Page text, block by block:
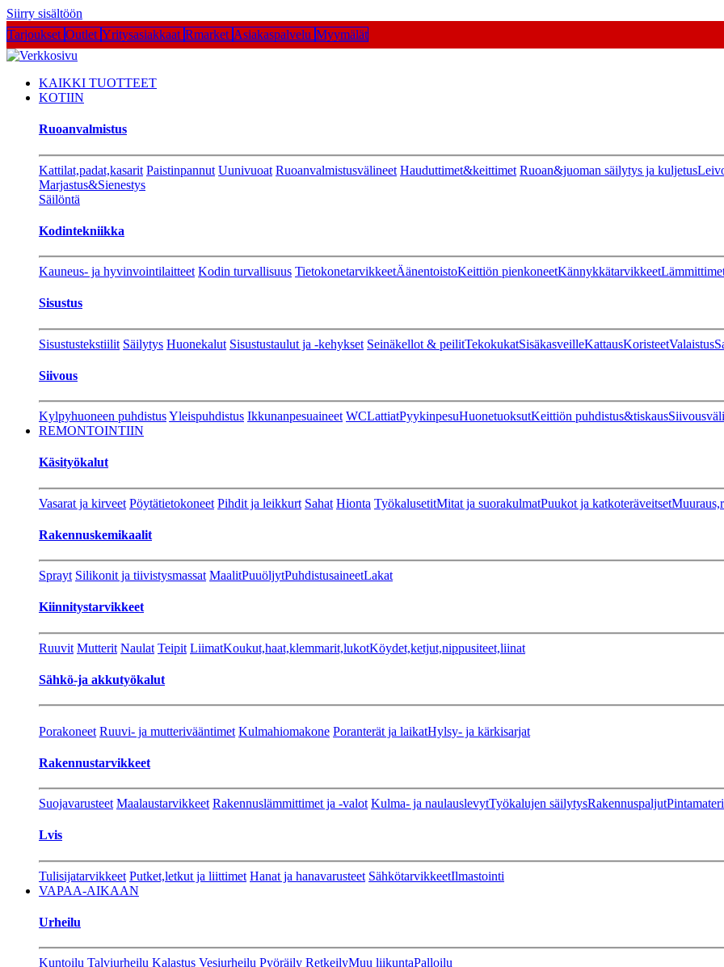
Siirry sisältöön
Tarjoukset Outlet Yritysasiakkaat Rmarket Asiakaspalvelu Myymälät
KAIKKI TUOTTEET
KOTIIN
Ruoanvalmistus
Kattilat,padat,kasarit Paistinpannut Uunivuoat Ruoanvalmistusvälineet Hauduttimet&keittimet Ruoan&juoman säilytys ja kuljetus
Marjastus&Sienestys
Säilöntä
Kodintekniikka
Kauneus- ja hyvinvointilaitteet Kodin turvallisuus TietokonetarvikkeetÄänentoistoKeittiön pienkoneetKännykkätarvikkeet
Sisustus
Sisustustekstiilit Säilytys Huonekalut Sisustustaulut ja -kehykset Seinäkellot & peilitTekokukatSisäkasveilleKattausKoristeetValaistus
Siivous
Kylpyhuoneen puhdistusYleispuhdistus Ikkunanpesuaineet WCLattiatPyykinpesuHuonetuoksutKeittiön puhdistus&tiskaus
REMONTOINTIIN
Käsityökalut
Vasarat ja kirveet Pöytätietokoneet Pihdit ja leikkurt Sahat Hionta TyökalusetitMitat ja suorakulmatPuukot ja katkoteräveitset
Rakennuskemikaalit
Sprayt Silikonit ja tiivistysmassat MaalitPuuöljytPuhdistusaineetLakat
Kiinnitystarvikkeet
Ruuvit Mutterit Naulat Teipit LiimatKoukut,haat,klemmarit,lukotKöydet,ketjut,nippusiteet,liinat
Sähkö-ja akkutyökalut
Porakoneet Ruuvi- ja mutterivääntimet Kulmahiomakone Poranterät ja laikatHylsy- ja kärkisarjat
Rakennustarvikkeet
Suojavarusteet Maalaustarvikkeet Rakennuslämmittimet ja -valot Kulma- ja naulauslevytTyökalujen säilytysRakennuspaljut
Lvis
Tulisijatarvikkeet Putket,letkut ja liittimet Hanat ja hanavarusteet SähkötarvikkeetIlmastointi
VAPAA-AIKAAN
Urheilu
Kuntoilu Talviurheilu Kalastus Vesiurheilu Pyöräily RetkeilyMuu liikuntaPalloilu